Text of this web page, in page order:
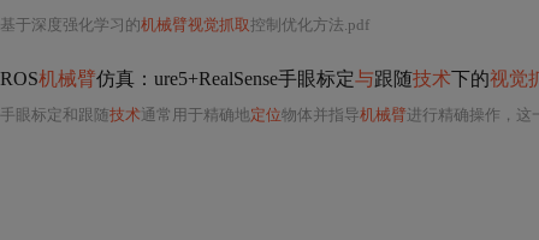
基于深度强化学习的机械臂视觉抓取控制优化方法.pdf
ROS机械臂仿真：ure5+RealSense手眼标定与跟随技术下的视觉
手眼标定和跟随技术 通常用于精确地定位物体并指导机械臂进行精确操作，这